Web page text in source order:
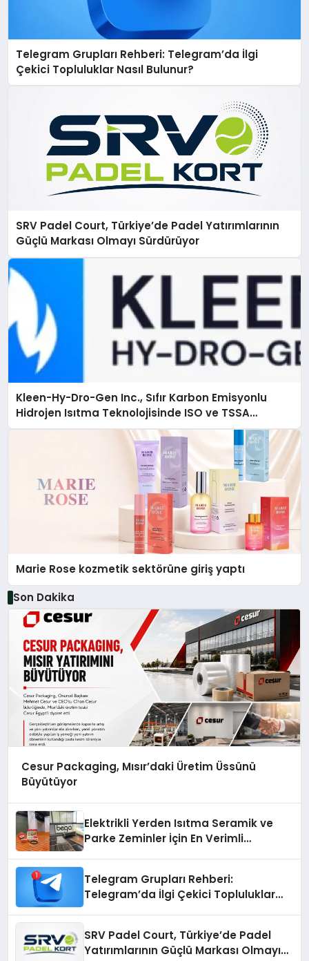
Telegram Grupları Rehberi: Telegram’da İlgi
Çekici Topluluklar Nasıl Bulunur?
SRV Padel Court, Türkiye’de Padel Yatırımlarının
Güçlü Markası Olmayı Sürdürüyor
Kleen-Hy-Dro-Gen Inc., Sıfır Karbon Emisyonlu
Hidrojen Isıtma Teknolojisinde ISO ve TSSA
Düzenleyici Onaylarını Aldı
Marie Rose kozmetik sektörüne giriş yaptı
Son Dakika
Cesur Packaging, Mısır’daki Üretim Üssünü
Büyütüyor
Elektrikli Yerden Isıtma Seramik ve
Parke Zeminler İçin En Verimli
Telegram Grupları Rehberi:
Telegram’da İlgi Çekici Topluluklar
SRV Padel Court, Türkiye’de Padel
Yatırımlarının Güçlü Markası Olmayı